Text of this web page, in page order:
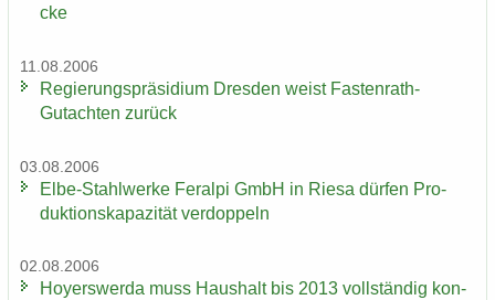
cke
11.08.2006
Re­gie­rungs­prä­si­di­um Dres­den weist Fastenrath-​
Gutachten zu­rück
03.08.2006
Elbe-​Stahlwerke Fer­al­pi GmbH in Riesa dür­fen Pro­
duk­ti­ons­ka­pa­zi­tät ver­dop­peln
02.08.2006
Ho­yers­wer­da muss Haus­halt bis 2013 voll­stän­dig kon­